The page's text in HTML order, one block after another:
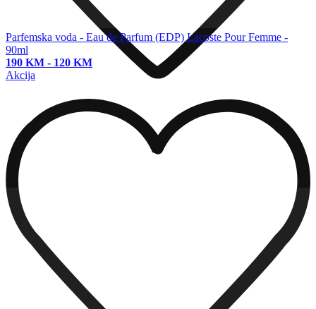
Parfemska voda - Eau de Parfum (EDP) Lacoste Pour Femme -
90ml
190 KM - 120 KM
Akcija